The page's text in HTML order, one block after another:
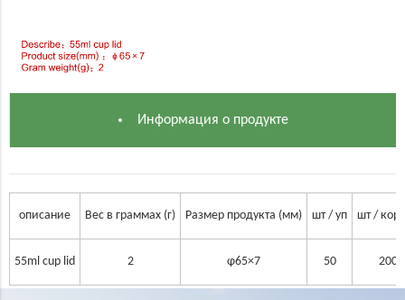
Информация о продукте
описание Вес в граммах (г) Размер продукта (мм) шт / уп шт /
55ml cup lid 2 φ65×7 50 2000